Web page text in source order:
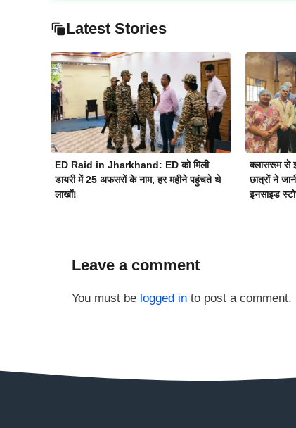
Latest Stories
ED Raid in Jharkhand: ED को मिली
डायरी में 25 अफसरों के नाम, हर महीने पहुंचते थे
लाखों!
क्लासरूम से
छात्रों ने
इनसाइड
Leave a comment
You must be logged in to post a comment.